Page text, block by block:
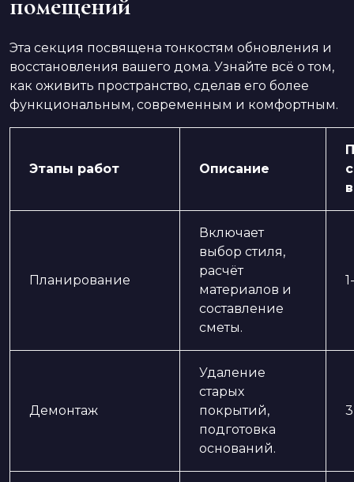
помещений
Эта секция посвящена тонкостям обновления и
восстановления вашего дома. Узнайте всё о том,
как оживить пространство, сделав его более
функциональным, современным и комфортным.
Этапы работ Описание
Планирование
Включает
выбор стиля,
расчёт
материалов и
составление
сметы.
Демонтаж
Удаление
старых
покрытий,
подготовка
оснований.